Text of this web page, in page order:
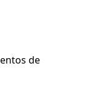
de